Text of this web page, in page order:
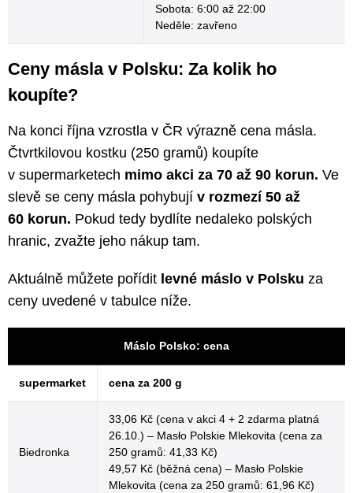
Sobota: 6:00 až 22:00
Neděle: zavřeno
Ceny másla v Polsku: Za kolik ho
koupíte?
Na konci října vzrostla v ČR výrazně cena másla.
Čtvrtkilovou kostku (250 gramů) koupíte
v supermarketech mimo akci za 70 až 90 korun. Ve
slevě se ceny másla pohybují v rozmezí 50 až
60 korun. Pokud tedy bydlíte nedaleko polských
hranic, zvažte jeho nákup tam.
Aktuálně můžete pořídit levné máslo v Polsku za
ceny uvedené v tabulce níže.
Máslo Polsko: cena
supermarket cena za 200 g
Biedronka
33,06 Kč (cena v akci 4 + 2 zdarma platná
26.10.) – Masło Polskie Mlekovita (cena za
250 gramů: 41,33 Kč)
49,57 Kč (běžná cena) – Masło Polskie
Mlekovita (cena za 250 gramů: 61,96 Kč)